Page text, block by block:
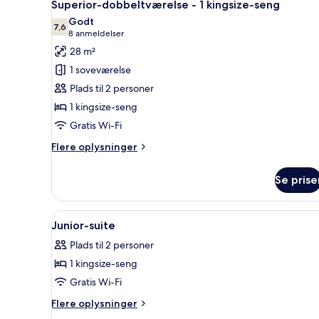
alle
billeder
af
Superior-
dobbeltværelse
-
1
kingsize-
seng
Superior-dobbeltværelse - 1 kingsize-seng
7,67,6 ud af 10
Godt
8 anmeldelser
(8
anmeldelser)
28 m²
1 soveværelse
Plads til 2 personer
1 kingsize-seng
Gratis Wi-Fi
Flere oplysninger
Flere
dobbeltværelse
1
seng
Se
Indlæs
alle
billeder
af
Junior-
suite
En dobbeltseng med to
5
Junior-suite
Plads til 2 personer
1 kingsize-seng
Gratis Wi-Fi
Flere oplysninger
Flere